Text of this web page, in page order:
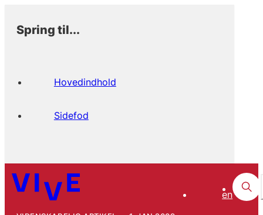
Spring til...
Hovedindhold
Sidefod
en